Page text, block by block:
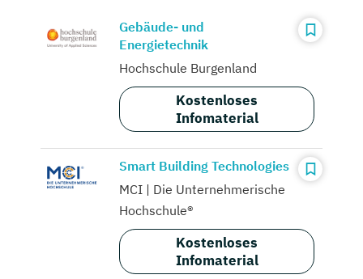
Gebäude- und
Energietechnik
Hochschule Burgenland
Kostenloses
Infomaterial
Smart Building Technologies
MCI | Die Unternehmerische
Hochschule®
Kostenloses
Infomaterial